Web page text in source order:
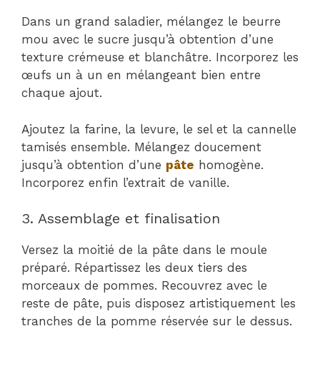
Dans un grand saladier, mélangez le beurre
mou avec le sucre jusqu’à obtention d’une
texture crémeuse et blanchâtre. Incorporez les
œufs un à un en mélangeant bien entre
chaque ajout.
Ajoutez la farine, la levure, le sel et la cannelle
tamisés ensemble. Mélangez doucement
jusqu’à obtention d’une pâte homogène.
Incorporez enfin l’extrait de vanille.
3. Assemblage et finalisation
Versez la moitié de la pâte dans le moule
préparé. Répartissez les deux tiers des
morceaux de pommes. Recouvrez avec le
reste de pâte, puis disposez artistiquement les
tranches de la pomme réservée sur le dessus.